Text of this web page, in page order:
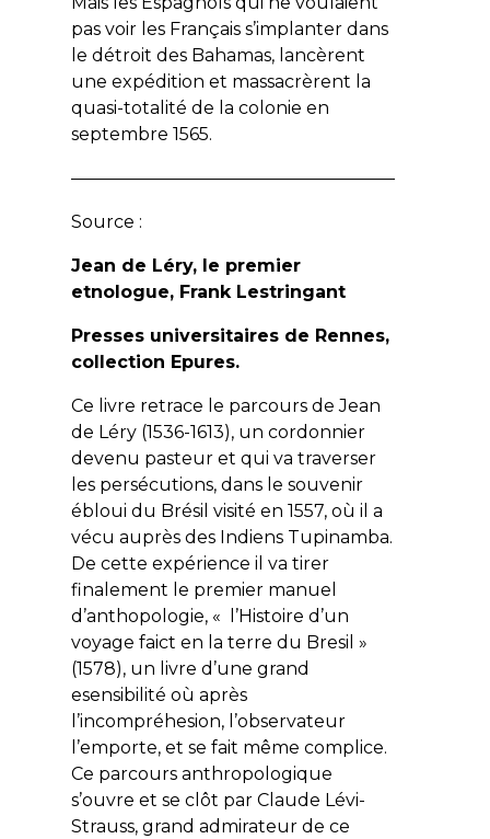
pas voir les Français s’implanter dans
le détroit des Bahamas, lancèrent
une expédition et massacrèrent la
quasi-totalité de la colonie en
septembre 1565.
——————————————————–
Source :
Jean de Léry, le premier
etnologue, Frank Lestringant
Presses universitaires de Rennes,
collection Epures.
Ce livre retrace le parcours de Jean
de Léry (1536-1613), un cordonnier
devenu pasteur et qui va traverser
les persécutions, dans le souvenir
ébloui du Brésil visité en 1557, où il a
vécu auprès des Indiens Tupinamba.
De cette expérience il va tirer
finalement le premier manuel
d’anthopologie, « l’Histoire d’un
voyage faict en la terre du Bresil »
(1578), un livre d’une grand
esensibilité où après
l’incompréhesion,l’observateur
l’emporte, et se fait même complice.
Ce parcours anthropologique
s’ouvre et se clôt par Claude Lévi-
Strauss, grand admirateur de ce